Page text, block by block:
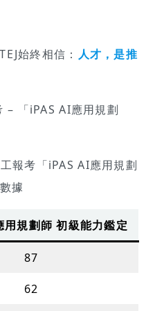
始終相信： 人才，是推
– 「iPAS AI應用規劃
報考「iPAS AI應用規劃
據
規劃師 初級能力鑑定
87
62